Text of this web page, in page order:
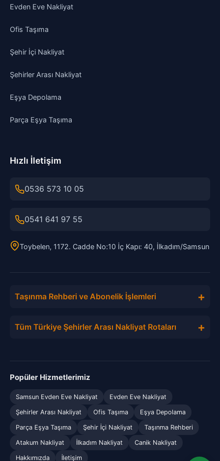
Evden Eve Nakliyat
Ofis Taşıma
Şehir İçi Nakliyat
Şehirler Arası Nakliyat
Eşya Depolama
Parça Eşya Taşıma
Hızlı İletişim
0536 573 10 05
0541 641 97 55
Toybelen, 1172. Cadde No:10 İç Kapı: 40, İlkadım/Samsun
Taşınma Rehberi ve Abonelik İşlemleri +
Tüm Türkiye Şehirler Arası Nakliyat Rotaları +
Popüler Hizmetlerimiz
Samsun Evden Eve Nakliyat Evden Eve Nakliyat
Şehirler Arası Nakliyat Ofis Taşıma Eşya Depolama
Parça Eşya Taşıma Şehir İçi Nakliyat Taşınma Rehberi
Atakum Nakliyat İlkadım Nakliyat Canik Nakliyat
Hakkımızda İletişim